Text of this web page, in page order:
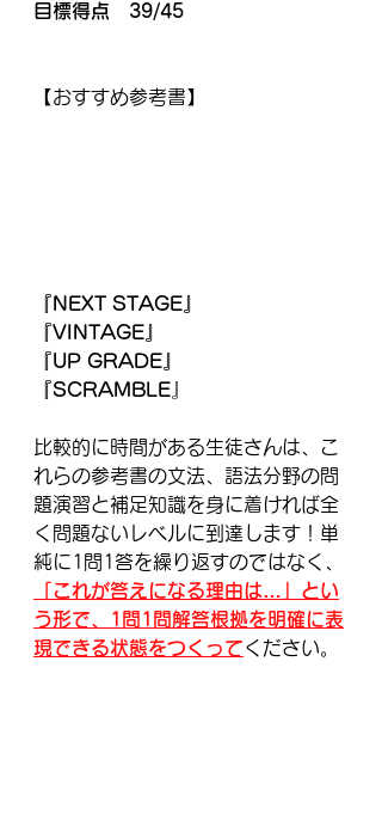
目標得点　39/45
【おすすめ参考書】
『NEXT STAGE』
『VINTAGE』
『UP GRADE』
『SCRAMBLE
比較的に時間がある生徒さんは、こ
れらの参考書の文法、語法分野の問
題演習と補足知識を身に着ければ全
く問題ないレベルに到達します！単
純に1問1答を繰り返すのではなく、
「これが答えになる理由は…」とい
う形で、1問1問解答根拠を明確に表
現できる状態をつくってください。